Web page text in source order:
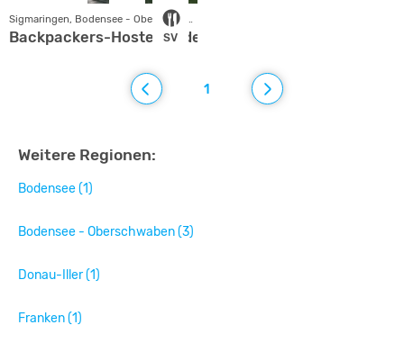
SV
Backpackers-Hostel an der Donau
1
Weitere Regionen:
Bodensee (1)
Bodensee - Oberschwaben (3)
Donau-Iller (1)
Franken (1)